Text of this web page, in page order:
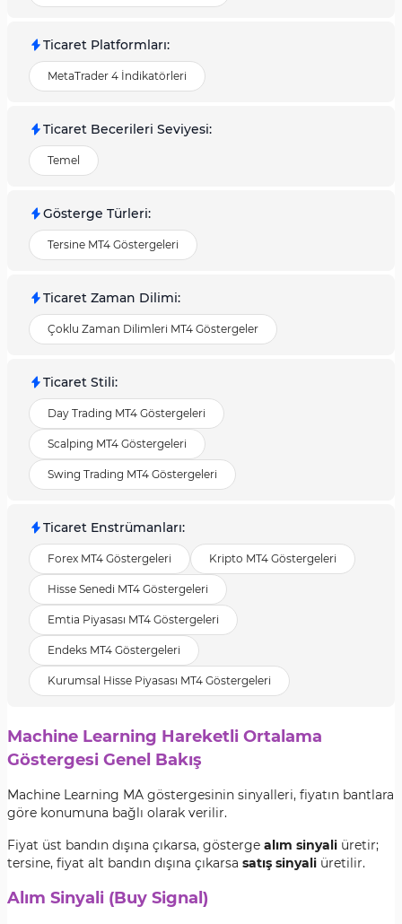
Ticaret Platformları:
MetaTrader 4 İndikatörleri
Ticaret Becerileri Seviyesi:
Temel
Gösterge Türleri:
Tersine MT4 Göstergeleri
Ticaret Zaman Dilimi:
Çoklu Zaman Dilimleri MT4 Göstergeler
Ticaret Stili:
Day Trading MT4 Göstergeleri
Scalping MT4 Göstergeleri
Swing Trading MT4 Göstergeleri
Ticaret Enstrümanları:
Forex MT4 Göstergeleri Kripto MT4 Göstergeleri
Hisse Senedi MT4 Göstergeleri
Emtia Piyasası MT4 Göstergeleri
Endeks MT4 Göstergeleri
Kurumsal Hisse Piyasası MT4 Göstergeleri
Machine Learning Hareketli Ortalama
Göstergesi Genel Bakış
Machine Learning MA göstergesinin sinyalleri, fiyatın bantlara
göre konumuna bağlı olarak verilir.
Fiyat üst bandın dışına çıkarsa, gösterge alım sinyali üretir;
tersine, fiyat alt bandın dışına çıkarsa satış sinyali üretilir.
Alım Sinyali (Buy Signal)